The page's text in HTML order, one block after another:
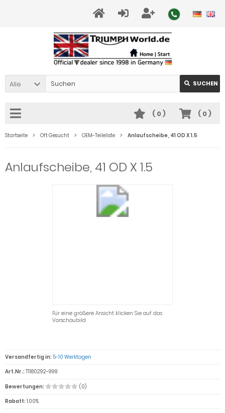
Alle SUCHEN
( 0)
( 0)
Startseite Oft Gesucht OEM-Teileliste Anlaufscheibe, 41 OD X 1.5
Anlaufscheibe, 41 OD X 1.5
Für eine größere Ansicht klicken Sie auf das
Vorschaubild
Versandfertig in: 5-10 Werktagen
Art.Nr.: T1180292-999
Bewertungen:
(0)
Rabatt: 1.00%